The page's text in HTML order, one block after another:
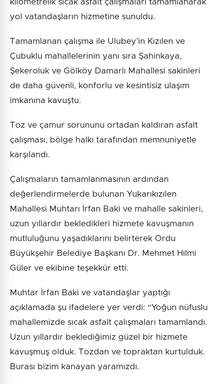
kilometrelik sıcak asfalt çalışmaları tamamlanarak
yol vatandaşların hizmetine sunuldu.
Tamamlanan çalışma ile Ulubey’in Kızılen ve
Çubuklu mahallelerinin yanı sıra Şahinkaya,
Şekeroluk ve Gölköy Damarlı Mahallesi sakinleri
de daha güvenli, konforlu ve kesintisiz ulaşım
imkanına kavuştu.
Toz ve çamur sorununu ortadan kaldıran asfalt
çalışması, bölge halkı tarafından memnuniyetle
karşılandı.
Çalışmaların tamamlanmasının ardından
değerlendirmelerde bulunan Yukarıkızılen
Mahallesi Muhtarı İrfan Baki ve mahalle sakinleri,
uzun yıllardır bekledikleri hizmete kavuşmanın
mutluluğunu yaşadıklarını belirterek Ordu
Büyükşehir Belediye Başkanı Dr. Mehmet Hilmi
Güler ve ekibine teşekkür etti.
Muhtar İrfan Baki ve vatandaşlar yaptığı
açıklamada şu ifadelere yer verdi: “Yoğun nüfuslu
mahallemizde sıcak asfalt çalışmaları tamamlandı.
Uzun yıllardır beklediğimiz güzel bir hizmete
kavuşmuş olduk. Tozdan ve topraktan kurtulduk.
Burası bizim kanayan yaramızdı.